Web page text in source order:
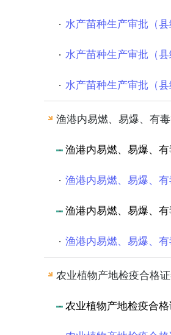
水产苗种生产审批（县
水产苗种生产审批（县
水产苗种生产审批（县
渔港内易燃、易爆、有
渔港内易燃、易爆、
渔港内易燃、易爆、
渔港内易燃、易爆、
渔港内易燃、易爆、
农业植物产地检疫合格
农业植物产地检疫合格